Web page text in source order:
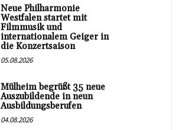
Neue Philharmonie
Westfalen startet mit
Filmmusik und
internationalem Geiger in
die Konzertsaison
05.08.2026
Mülheim begrüßt 35 neue
Auszubildende in neun
Ausbildungsberufen
04.08.2026